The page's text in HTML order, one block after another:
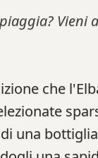
che
una